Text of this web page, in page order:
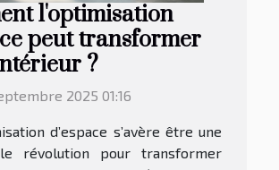
l'optimisation
peut transformer
?
2025 01:16
d’espace s’avère être une
révolution pour transformer